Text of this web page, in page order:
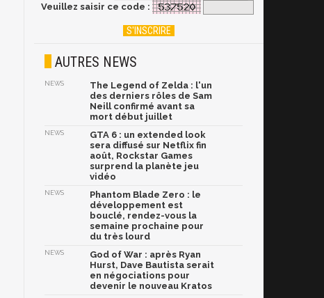
Veuillez saisir ce code :
AUTRES NEWS
NEWS
The Legend of Zelda : l'un
des derniers rôles de Sam
Neill confirmé avant sa
mort début juillet
NEWS
GTA 6 : un extended look
sera diffusé sur Netflix fin
août, Rockstar Games
surprend la planète jeu
vidéo
NEWS
Phantom Blade Zero : le
développement est
bouclé, rendez-vous la
semaine prochaine pour
du très lourd
NEWS
God of War : après Ryan
Hurst, Dave Bautista serait
en négociations pour
devenir le nouveau Kratos